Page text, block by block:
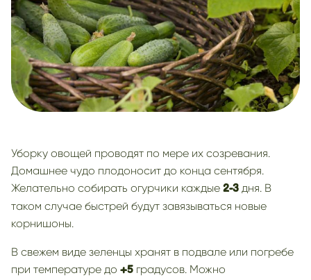
Уборку овощей проводят по мере их созревания.
Домашнее чудо плодоносит до конца сентября.
Желательно собирать огурчики каждые 2-3 дня. В
таком случае быстрей будут завязываться новые
корнишоны.
В свежем виде зеленцы хранят в подвале или погребе
при температуре до +5 градусов. Можно